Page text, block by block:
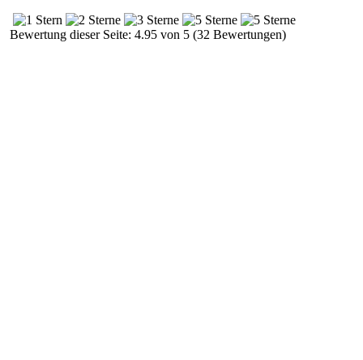
Bewertung dieser Seite: 4.95 von 5 (32 Bewertungen)